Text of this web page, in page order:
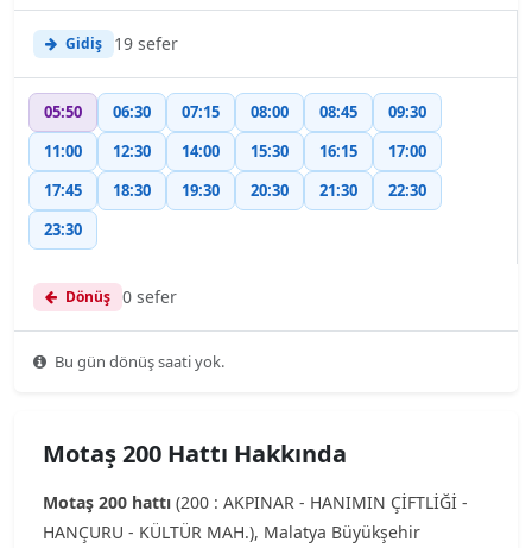
Gidiş 19 sefer
05:50 06:30 07:15 08:00 08:45
09:30
11:00
12:30 14:00 15:30 16:15
17:00
17:45
18:30 19:30 20:30 21:30
22:30
23:30
Dönüş 0 sefer
Bu gün dönüş saati yok.
Motaş 200 Hattı Hakkında
Motaş 200 hattı (200 : AKPINAR - HANIMIN ÇİFTLİĞİ -
HANÇURU - KÜLTÜR MAH.), Malatya Büyükşehir